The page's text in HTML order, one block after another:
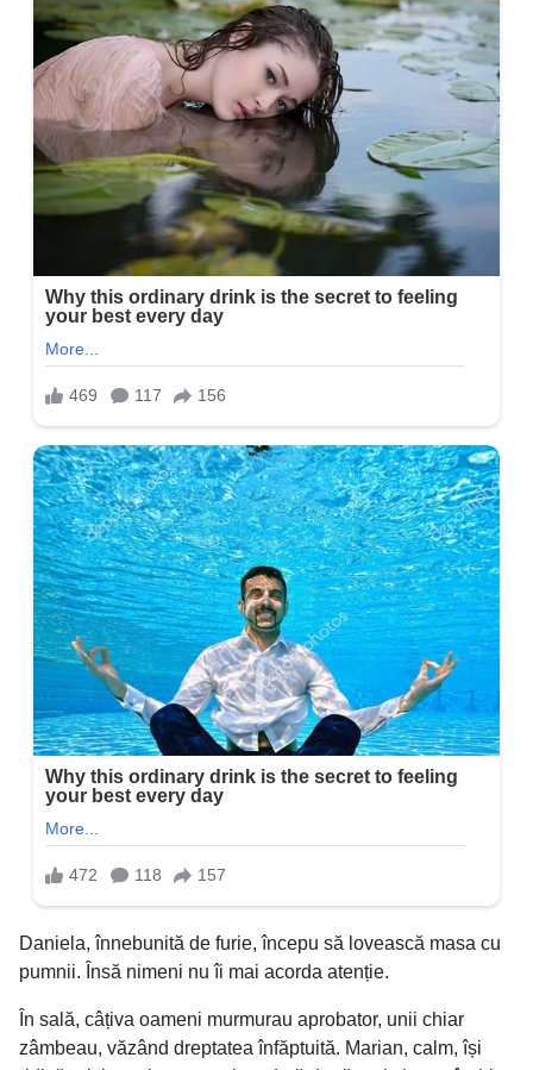
Daniela, înnebunită de furie, începu să lovească masa cu
pumnii. Însă nimeni nu îi mai acorda atenție.
În sală, câțiva oameni murmurau aprobator, unii chiar
zâmbeau, văzând dreptatea înfăptuită. Marian, calm, își